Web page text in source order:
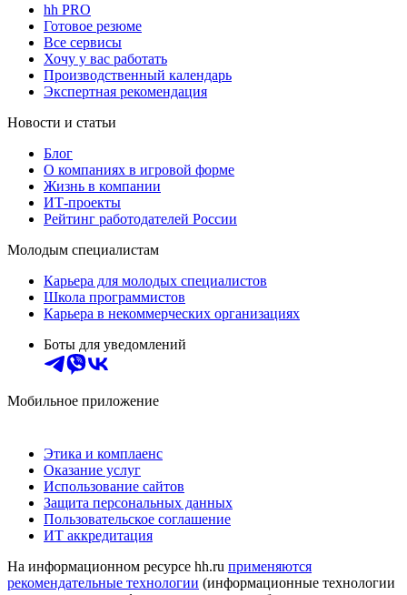
hh PRO
Готовое резюме
Все сервисы
Хочу у вас работать
Производственный календарь
Экспертная рекомендация
Новости и статьи
Блог
О компаниях в игровой форме
Жизнь в компании
ИТ-проекты
Рейтинг работодателей России
Молодым специалистам
Карьера для молодых специалистов
Школа программистов
Карьера в некоммерческих организациях
Боты для уведомлений
Мобильное приложение
Этика и комплаенс
Оказание услуг
Использование сайтов
Защита персональных данных
Пользовательское соглашение
ИТ аккредитация
На информационном ресурсе hh.ru применяются
рекомендательные технологии (информационные технологии